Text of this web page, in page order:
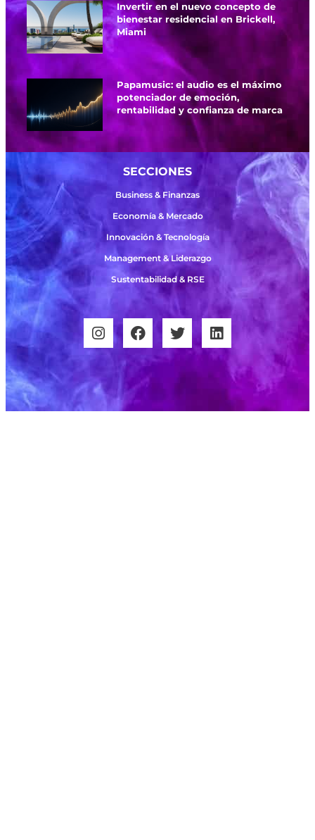
Invertir en el nuevo concepto de
bienestar residencial en Brickell,
Miami
Papamusic: el audio es el máximo
potenciador de emoción,
rentabilidad y confianza de marca
SECCIONES
Business & Finanzas
Economía & Mercado
Innovación & Tecnología
Management & Liderazgo
Sustentabilidad & RSE